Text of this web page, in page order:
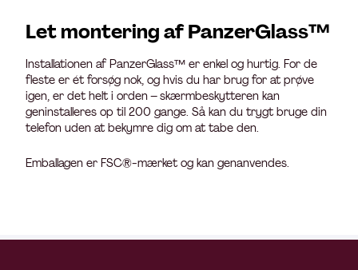
Let montering af PanzerGlass™
Installationen af PanzerGlass™ er enkel og hurtig. For de
fleste er ét forsøg nok, og hvis du har brug for at prøve
igen, er det helt i orden – skærmbeskytteren kan
geninstalleres op til 200 gange. Så kan du trygt bruge din
telefon uden at bekymre dig om at tabe den.
Emballagen er FSC®-mærket og kan genanvendes.